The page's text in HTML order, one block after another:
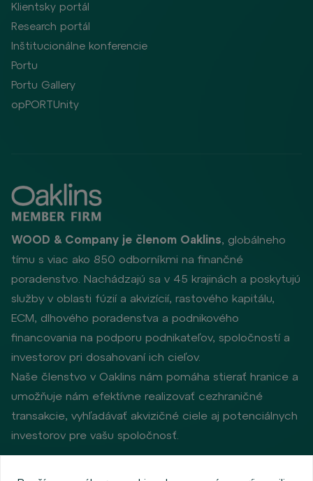
Klientsky portál
Research portál
Inštitucionálne konferencie
Portu
Portu Gallery
opPORTUnity
WOOD & Company je členom Oaklins, globálneho
tímu s viac ako 850 odborníkmi na finančné
poradenstvo. Nachádzajú sa v 45 krajinách a poskytujú
služby v oblasti fúzií a akvizícií, rastového kapitálu,
ECM, dlhového poradenstva a podnikového
financovania na podporu podnikateľov, spoločností a
investorov pri dosahovaní ich cieľov.
Naše členstvo v Oaklins nám pomáha stierať hranice a
umožňuje nám efektívne realizovať cezhraničné
transakcie, vyhľadávať akvizičné ciele aj potenciálnych
investorov pre vašu spoločnosť.